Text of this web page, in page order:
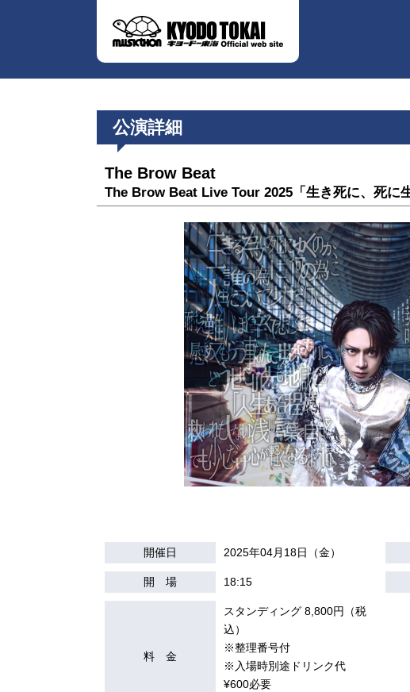
公演詳細
The Brow Beat
The Brow Beat Live Tour 2025「生き死に、死に生
開催日 2025年04月18日（金）
開 場 18:15
料 金
スタンディング 8,800円（税
込）
※整理番号付
※入場時別途ドリンク代
¥600必要